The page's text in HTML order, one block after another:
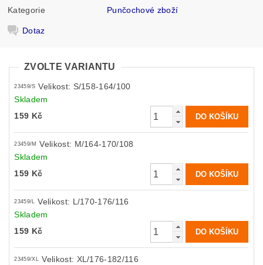
Kategorie Punčochové zboží
Dotaz
ZVOLTE VARIANTU
23459/S Velikost: S/158-164/100
Skladem
159 Kč
23459/M
Velikost: M/164-170/108
Skladem
159 Kč
23459/L Velikost: L/170-176/116
Skladem
159 Kč
23459/XL Velikost: XL/176-182/116